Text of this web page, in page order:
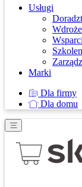
Usługi
Marki
Dla firmy
Dla domu